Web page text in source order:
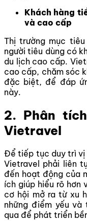
Khách hàng
và cao cấp
Thị trường mục
người tiêu dùng có
du lịch cao cấp.
cao cấp, chăm sóc
đặc biệt, để đáp
này.
2. Phân
Vietravel
Để tiếp tục duy trì vị
Vietravel phải liên
đến hoạt động của
ích giúp hiểu rõ hơn
cơ hội mở ra từ xu
những điểm yếu
qua để phát triển